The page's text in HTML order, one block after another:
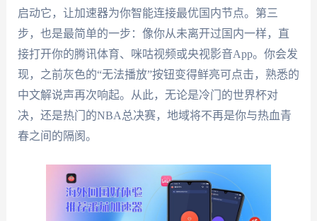
启动它，让加速器为你智能连接最优国内节点。第三
步，也是最简单的一步：像你从未离开过国内一样，直
接打开你的腾讯体育、咪咕视频或央视影音App。你会发
现，之前灰色的“无法播放”按钮变得鲜亮可点击，熟悉的
中文解说声再次响起。从此，无论是冷门的世界杯对
决，还是热门的NBA总决赛，地域将不再是你与热血青
春之间的隔阂。